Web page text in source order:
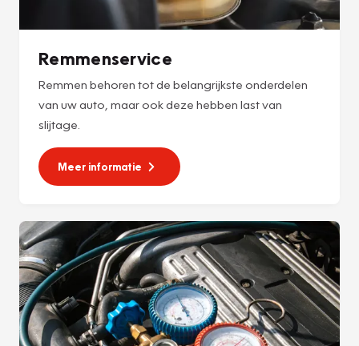
Remmenservice
Remmen behoren tot de belangrijkste onderdelen
van uw auto, maar ook deze hebben last van
slijtage.
Meer informatie